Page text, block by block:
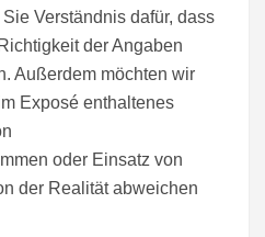
Verständnis dafür, dass
der Angaben
Außerdem möchten wir
Exposé enthaltenes
oder Einsatz von
der Realität abweichen